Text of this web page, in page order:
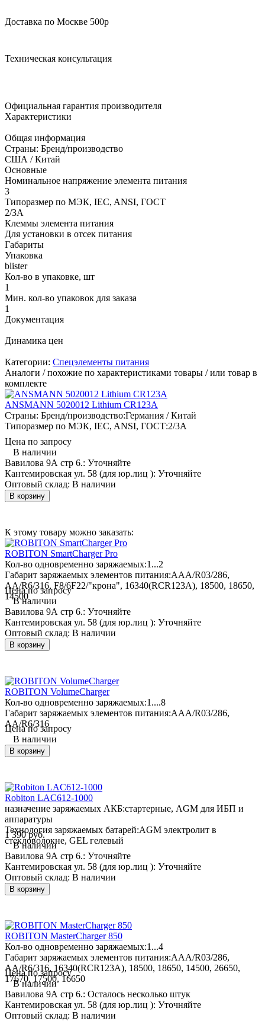
Доставка по Москве 500р
Техническая консультация
Официальная гарантия производителя
Характеристики
Общая информация
Страны: Бренд/производство
США / Китай
Основные
Номинальное напряжение элемента питания
3
Типоразмер по МЭК, IEC, ANSI, ГОСТ
2/3A
Клеммы элемента питания
Для установки в отсек питания
Габариты
Упаковка
blister
Кол-во в упаковке, шт
1
Мин. кол-во упаковок для заказа
1
Документация
Динамика цен
Категории: Спецэлементы питания
Аналоги / похожие по характеристиками товары / или товар в
комплекте
ANSMANN 5020012 Lithium CR123A
Страны: Бренд/производство:Германия / Китай
Типоразмер по МЭК, IEC, ANSI, ГОСТ:2/3A
Цена по запросу
В наличии
Вавилова 9А стр 6.: Уточняйте
Кантемировская ул. 58 (для юр.лиц ): Уточняйте
Оптовый склад: В наличии
В корзину
К этому товару можно заказать:
ROBITON SmartCharger Pro
Кол-во одновременно заряжаемых:1...2
Габарит заряжаемых элементов питания:AAA/R03/286,
AA/R6/316, F8/6F22/"крона", 16340(RCR123A), 18500, 18650,
14500
Цена по запросу
В наличии
Вавилова 9А стр 6.: Уточняйте
Кантемировская ул. 58 (для юр.лиц ): Уточняйте
Оптовый склад: В наличии
В корзину
ROBITON VolumeCharger
Кол-во одновременно заряжаемых:1....8
Габарит заряжаемых элементов питания:AAA/R03/286,
AA/R6/316
Цена по запросу
В наличии
В корзину
Robiton LAC612-1000
назначение заряжаемых АКБ:стартерные, AGM для ИБП и
аппаратуры
Технология заряжаемых батарей:AGM электролит в
стекловолокне, GEL гелевый
1 390 руб.
В наличии
Вавилова 9А стр 6.: Уточняйте
Кантемировская ул. 58 (для юр.лиц ): Уточняйте
Оптовый склад: В наличии
В корзину
ROBITON MasterCharger 850
Кол-во одновременно заряжаемых:1...4
Габарит заряжаемых элементов питания:AAA/R03/286,
AA/R6/316, 16340(RCR123A), 18500, 18650, 14500, 26650,
17670, 17500, 16650
Цена по запросу
В наличии
Вавилова 9А стр 6.: Осталось несколько штук
Кантемировская ул. 58 (для юр.лиц ): Уточняйте
Оптовый склад: В наличии